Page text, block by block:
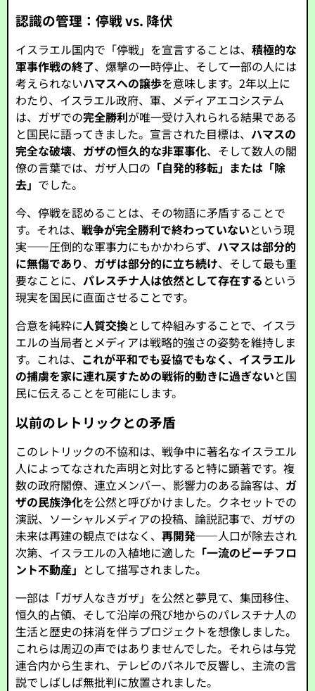
認識の管理：停戦 vs. 降伏
イスラエル国内で「停戦」を宣言することは、積極的な
軍事作戦の終了、爆撃の一時停止、そして一部の人には
考えられないハマスへの譲歩を意味します。2年以上に
わたり、イスラエル政府、軍、メディアエコシステム
は、ガザでの完全勝利が唯一受け入れられる結果である
と国民に語ってきました。宣言された目標は、 ハマスの
完全な破壊、 ガザの恒久的な非軍事化、そして数人の閣
僚の言葉では、ガザ人口の 「自発的移転」または「除
去」 でした。
今、停戦を認めることは、その物語に矛盾することで
す。それは、戦争が完全勝利で終わっていないという現
実――圧倒的な軍事力にもかかわらず、 ハマスは部分的
に無傷であり、 ガザは部分的に立ち続け、そして最も重
要なことに、パレスチナ人は依然として存在する という
現実を国民に直面させることです。
合意を純粋に人質交換として枠組みすることで、イスラ
エルの当局者とメディアは戦略的強さの姿勢を維持しま
す。これは、 これが平和でも妥協でもなく、イスラエル
の捕虜を家に連れ戻すための戦術的動きに過ぎないと国
民に伝えることを可能にします。
以前のレトリックとの矛盾
このレトリックの不協和は、戦争中に著名なイスラエル
人によってなされた声明と対比すると特に顕著です。複
数の政府閣僚、連立メンバー、影響力のある論客は、 ガ
ザの民族浄化を公然と呼びかけました。クネセットでの
演説、ソーシャルメディアの投稿、論説記事で、ガザの
未来は再建の観点ではなく、再開発――人口が除去され
次第、イスラエルの入植地に適した 「一流のビーチフロ
ント不動産」 として描写されました。
一部は「ガザ人なきガザ」を公然と夢見て、集団移住、
恒久的占領、そして沿岸の飛び地からのパレスチナ人の
生活と歴史の抹消を伴うプロジェクトを想像しました。
これらは周辺の声ではありませんでした。それらは与党
連合内から生まれ、テレビのパネルで反響し、主流の言
説でしばしば無批判に放置されました。